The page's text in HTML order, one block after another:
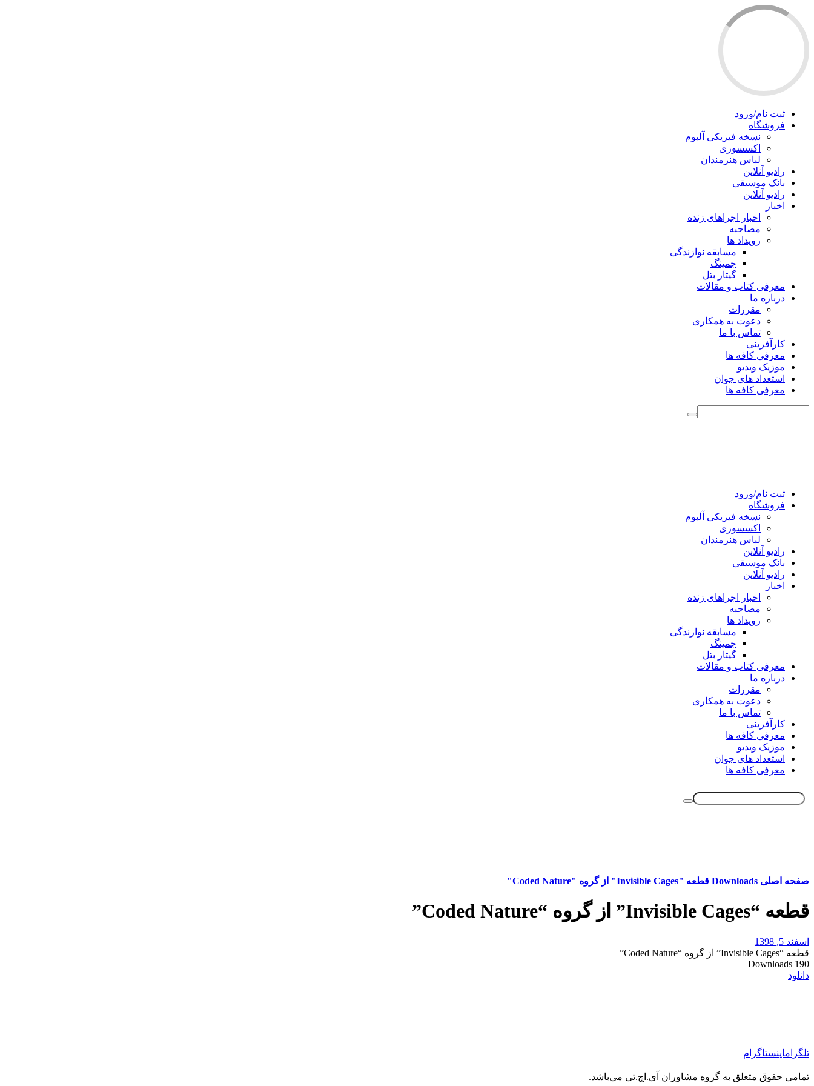
ثبت نام/ورود
فروشگاه
نسخه فیزیکی آلبوم
اکسسوری
لباس هنرمندان
رادیو آنلاین
بانک موسیقی
رادیو آنلاین
اخبار
اخبار اجراهای زنده
مصاحبه
رویداد ها
مسابقه نوازندگی
جمینگ
گیتار بتل
معرفی کتاب و مقالات
درباره ما
مقررات
دعوت به همکاری
تماس با ما
کارآفرینی
معرفی کافه ها
موزیک ویدیو
استعداد های جوان
معرفی کافه ها
ثبت نام/ورود
فروشگاه
نسخه فیزیکی آلبوم
اکسسوری
لباس هنرمندان
رادیو آنلاین
بانک موسیقی
رادیو آنلاین
اخبار
اخبار اجراهای زنده
مصاحبه
رویداد ها
مسابقه نوازندگی
جمینگ
گیتار بتل
معرفی کتاب و مقالات
درباره ما
مقررات
دعوت به همکاری
تماس با ما
کارآفرینی
معرفی کافه ها
موزیک ویدیو
استعداد های جوان
معرفی کافه ها
صفحه اصلی Downloads قطعه "Invisible Cages" از گروه "Coded Nature"
قطعه “Invisible Cages” از گروه “Coded Nature”
اسفند 5, 1398
قطعه “Invisible Cages” از گروه “Coded Nature”
190
دانلود
تلگراماینستاگرام
تمامی حقوق متعلق به گروه مشاوران آی.اچ.تی می‌باشد.